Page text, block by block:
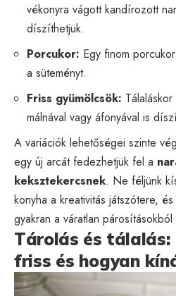
vékonyra vágott kandírozott
díszíthetjük.
Porcukor: Egy finom
a süteményt.
Friss gyümölcsök:
málnával vagy áfonyával is
A variációk lehetőségei szinte
egy új arcát fedezhetjük fel a
keksztekercsnek. Ne féljünk
konyha a kreativitás játszótere,
gyakran a váratlan párosításokból
Tárolás és
friss és hogyan